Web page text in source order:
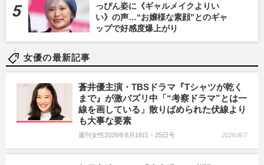
っぴん姿に《ギャルメイクよりい
い》の声…“お嬢様な素顔”とのギャ
ップで好感度爆上がり
女優の最新記事
蒼井優主演・TBSドラマ『Tシャツが乾く
まで』が激バズリ中「“考察ドラマ”とは一
線を画している」散りばめられた伏線より
も大事な要素
週刊女性2026年8月18日・25日号 2026/8/7